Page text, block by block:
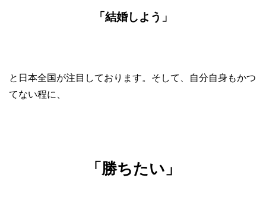
「結婚しよう」
と日本全国が注目しております。そして、自分自身もかつ
てない程に、
「勝ちたい」